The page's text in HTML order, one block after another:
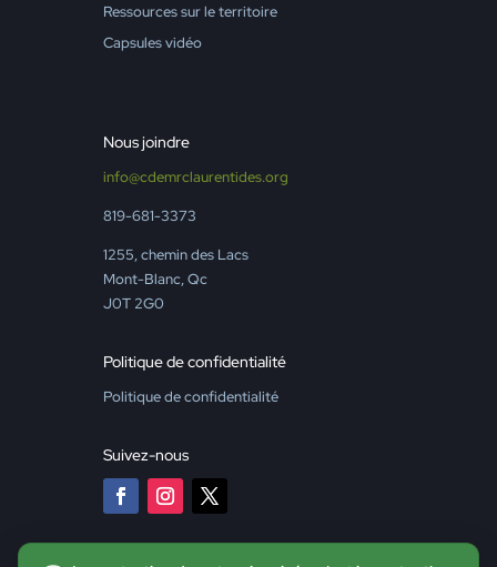
Ressources sur le territoire
Capsules vidéo
Nous joindre
info@cdemrclaurentides.org
819-681-3373
1255, chemin des Lacs
Mont-Blanc, Qc
J0T 2G0
Politique de confidentialité
Politique de confidentialité
Suivez-nous